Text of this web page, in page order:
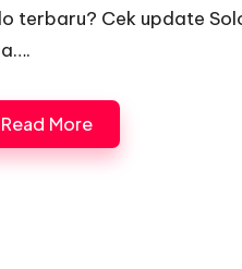
terbaru? Cek update
Read More